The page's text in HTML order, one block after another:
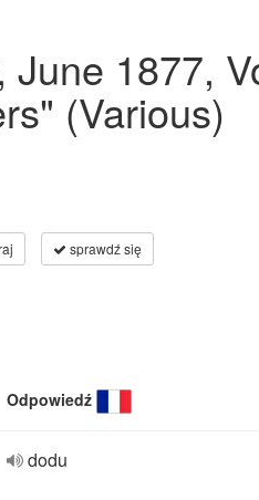
1877,
(Various)
sprawdź się
Odpowiedź
dodu